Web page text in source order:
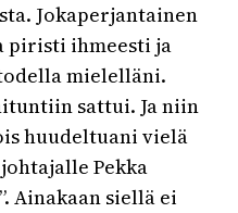
Jokaperjantainen
piristi ihmeesti ja
mielelläni.
sattui. Ja niin
huudeltuani vielä
Pekka
Ainakaan siellä ei